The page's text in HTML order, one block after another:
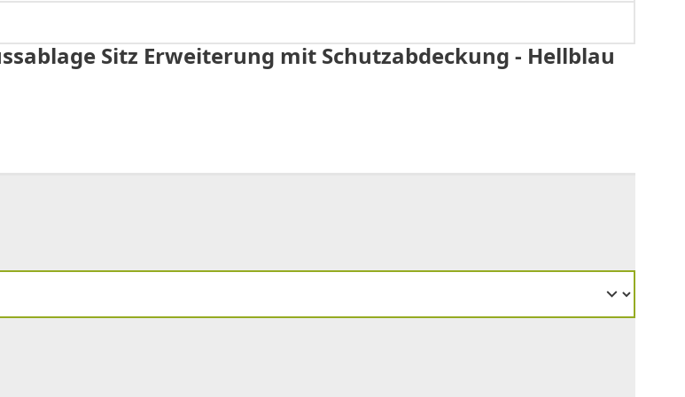
Sitz Erweiterung mit Schutzabdeckung - Hellblau